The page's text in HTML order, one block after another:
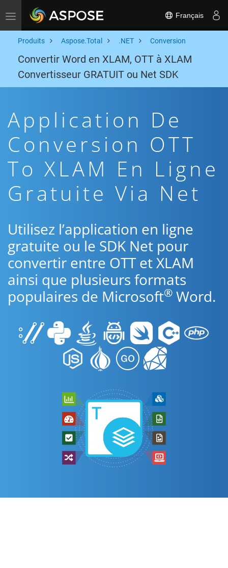
Toggle navigation Français
Produits Aspose.Total .NET Conversion
Convertir Word en XLAM, OTT à XLAM
Convertisseur GRATUIT ou Net SDK
Application De
Conversion OTT
To XLAM En Ligne
Gratuite Via Net
Utilisez l’application en ligne
gratuite ou le SDK Net pour
convertir entre OTT et XLAM
ainsi que plusieurs formats
populaires de Microsoft® Word.